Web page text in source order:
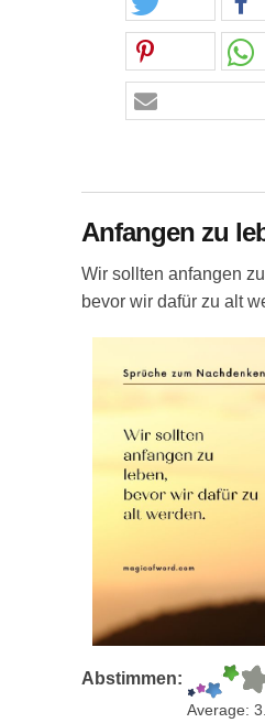
Anfangen zu
Wir sollten anfangen
bevor wir dafür zu alt
Abstimmen:
Average: